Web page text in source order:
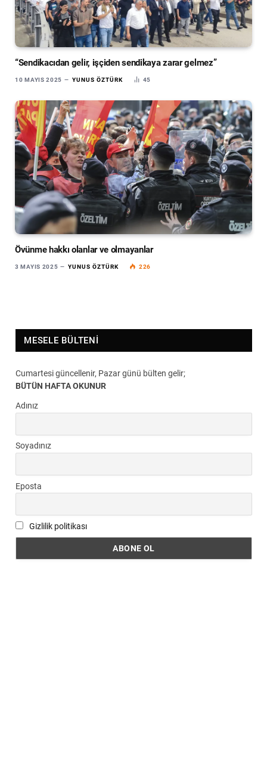
“Sendikacıdan gelir, işçiden sendikaya zarar gelmez”
10 MAYIS 2025 YUNUS ÖZTÜRK 45
Övünme hakkı olanlar ve olmayanlar
3 MAYIS 2025 YUNUS ÖZTÜRK 226
MESELE BÜLTENI
Cumartesi güncellenir, Pazar günü bülten gelir;
BÜTÜN HAFTA OKUNUR
Adınız
Soyadınız
Eposta
Gizlilik politikası